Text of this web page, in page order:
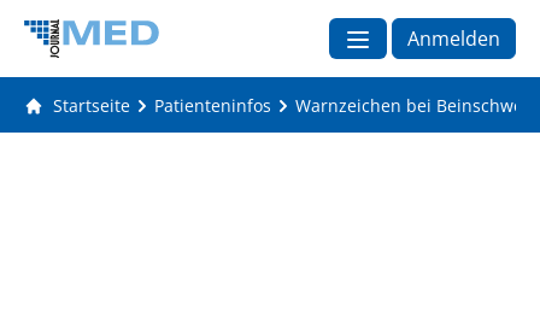
Anmelden
Startseite Patienteninfos Warnzeichen bei